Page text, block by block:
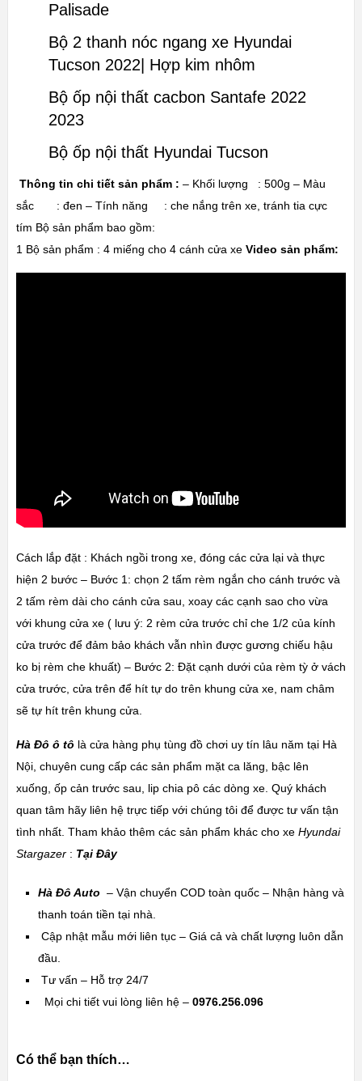
Palisade
Bộ 2 thanh nóc ngang xe Hyundai
Tucson 2022| Hợp kim nhôm
Bộ ốp nội thất cacbon Santafe 2022
2023
Bộ ốp nội thất Hyundai Tucson
Thông tin chi tiết sản phẩm : – Khối lượng : 500g – Màu
sắc : đen – Tính năng : che nắng trên xe, tránh tia cực
tím Bộ sản phẩm bao gồm:
1 Bộ sản phẩm : 4 miếng cho 4 cánh cửa xe Video sản phẩm:
Cách lắp đặt : Khách ngồi trong xe, đóng các cửa lại và thực
hiện 2 bước – Bước 1: chọn 2 tấm rèm ngắn cho cánh trước và
2 tấm rèm dài cho cánh cửa sau, xoay các cạnh sao cho vừa
với khung cửa xe ( lưu ý: 2 rèm cửa trước chỉ che 1/2 của kính
cửa trước để đảm bảo khách vẫn nhìn được gương chiếu hậu
ko bị rèm che khuất) – Bước 2: Đặt cạnh dưới của rèm tỳ ở vách
cửa trước, cửa trên để hít tự do trên khung cửa xe, nam châm
sẽ tự hít trên khung cửa.
Hà Đô ô tô là cửa hàng phụ tùng đồ chơi uy tín lâu năm tại Hà
Nội, chuyên cung cấp các sản phẩm mặt ca lăng, bậc lên
xuống, ốp cản trước sau, lip chia pô các dòng xe. Quý khách
quan tâm hãy liên hệ trực tiếp với chúng tôi để được tư vấn tận
tình nhất. Tham khảo thêm các sản phẩm khác cho xe Hyundai
Stargazer: Tại Đây
Hà Đô Auto – Vận chuyển COD toàn quốc – Nhận hàng và
thanh toán tiền tại nhà.
Cập nhật mẫu mới liên tục – Giá cả và chất lượng luôn dẫn
đầu.
Tư vấn – Hỗ trợ 24/7
Mọi chi tiết vui lòng liên hệ – 0976.256.096
Có thể bạn thích…